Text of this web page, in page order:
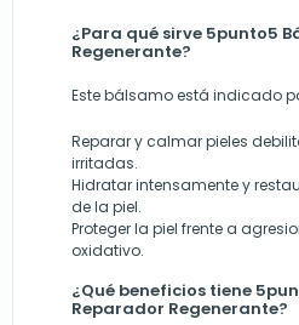
¿Para qué sirve 5punto5
Regenerante?
Este bálsamo está indicado
Reparar y calmar pieles
irritadas.
Hidratar intensamente y
de la piel.
Proteger la piel frente a
oxidativo.
¿Qué beneficios tiene
Reparador Regenerante?